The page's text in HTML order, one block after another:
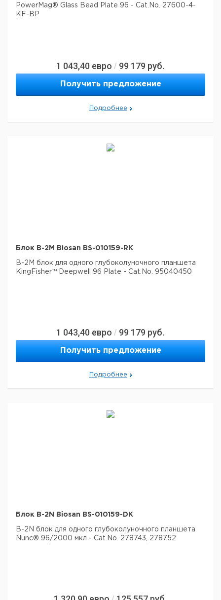
PowerMag® Glass Bead Plate 96 - Cat.No. 27600-4-
KF-BP
1 043,40 евро / 99 179 руб.
Получить предложение
Подробнее
Блок B-2M Biosan BS-010159-RK
B-2M блок для одного глубоколуночного планшета
KingFisher™ Deepwell 96 Plate - Cat.No. 95040450
1 043,40 евро / 99 179 руб.
Получить предложение
Подробнее
Блок B-2N Biosan BS-010159-DK
B-2N блок для одного глубоколуночного планшета
Nunc® 96/2000 мкл - Cat.No. 278743, 278752